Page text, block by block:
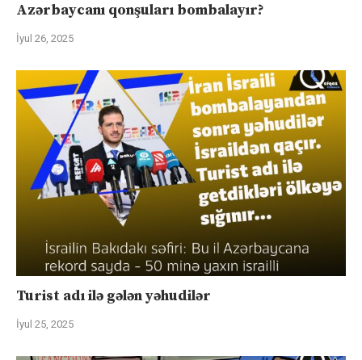
Azərbaycanı qonşuları bombalayır?
İyul 26, 2025
Turist adı ilə gələn yəhudilər
İyul 25, 2025